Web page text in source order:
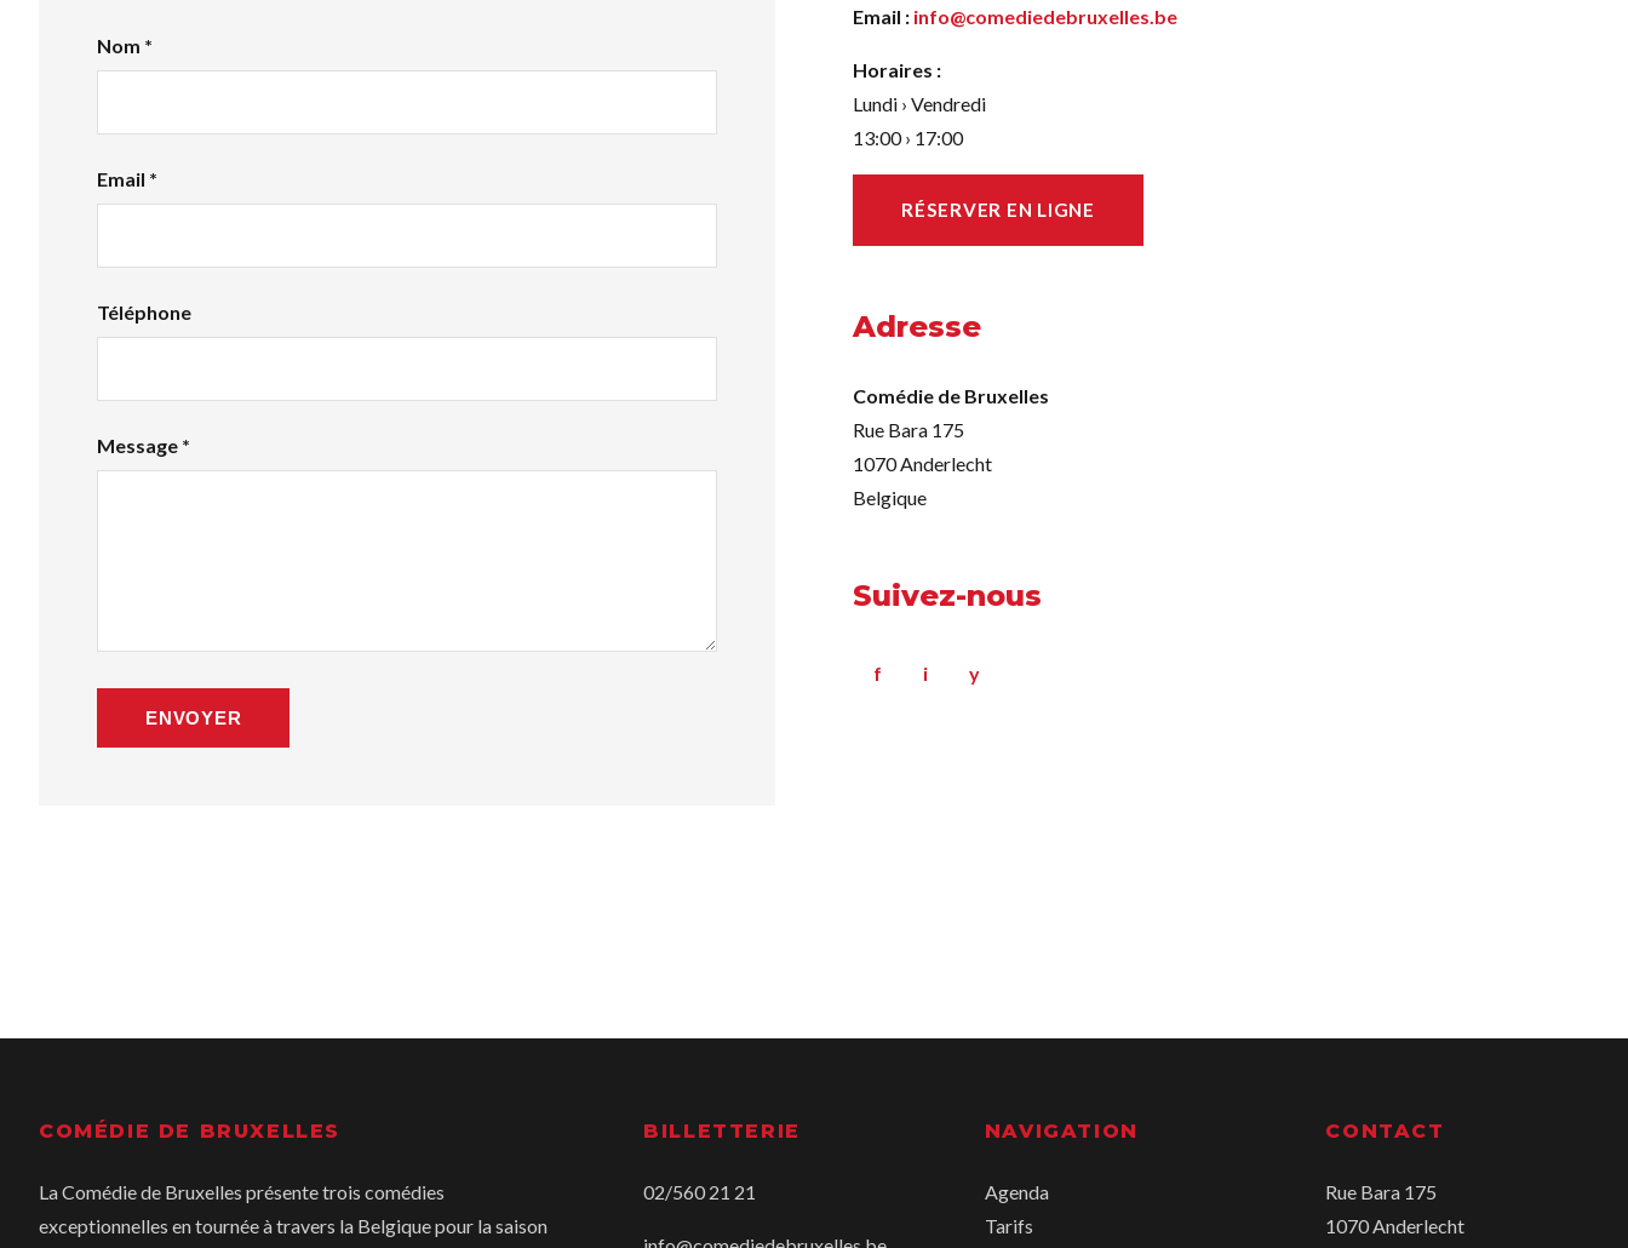
Nom *
Email *
Téléphone
Message *
ENVOYER
Email : info@comediedebruxelles.be
Horaires :
Lundi › Vendredi
13:00 › 17:00
RÉSERVER EN LIGNE
Adresse
Comédie de Bruxelles
Rue Bara 175
1070 Anderlecht
Belgique
Suivez-nous
f i y
COMÉDIE DE BRUXELLES
La Comédie de Bruxelles présente trois comédies
exceptionnelles en tournée à travers la Belgique pour la saison
BILLETTERIE
02/560 21 21
NAVIGATION
Agenda
Tarifs
CONTACT
Rue Bara 175
1070 Anderlecht